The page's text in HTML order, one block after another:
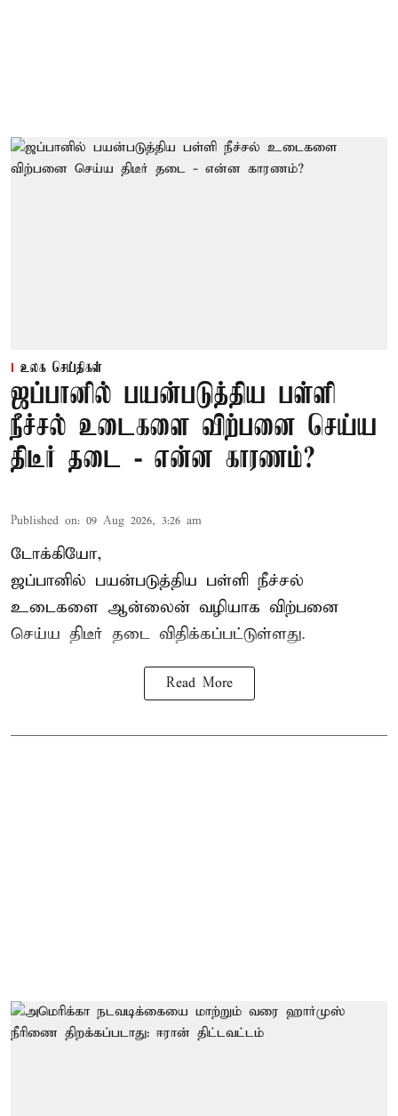
உலக செய்திகள்
ஜப்பானில் பயன்படுத்திய பள்ளி
நீச்சல் உடைகளை விற்பனை செய்ய
திடீர் தடை - என்ன காரணம்?
Published on: 09 Aug 2026, 3:26 am
டோக்கியோ,
ஜப்பானில் பயன்படுத்திய பள்ளி நீச்சல்
உடைகளை ஆன்லைன் வழியாக விற்பனை
செய்ய திடீர் தடை விதிக்கப்பட்டுள்ளது.
Read More